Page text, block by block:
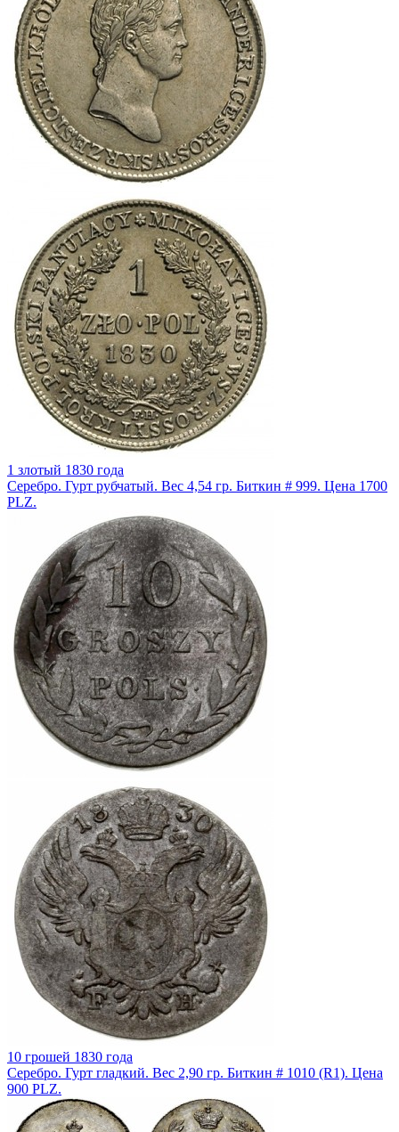
1 злотый 1830 года
Серебро. Гурт рубчатый. Вес 4,54 гр. Биткин # 999. Цена 1700
PLZ.
10 грошей 1830 года
Серебро. Гурт гладкий. Вес 2,90 гр. Биткин # 1010 (R1). Цена
900 PLZ.